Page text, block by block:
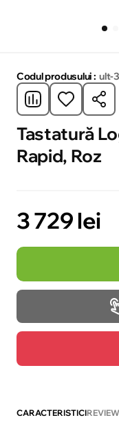
Codul produsului : ult-
Tastatură
Rapid, Roz
3 729 lei
CARACTERISTICI